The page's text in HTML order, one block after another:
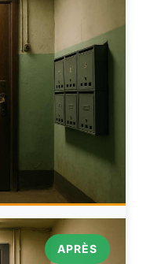
APRÈS